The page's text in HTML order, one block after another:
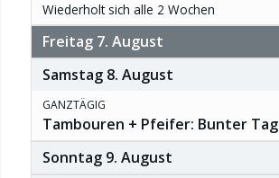
Wiederholt sich alle 2 Wochen
Freitag 7. August
Samstag 8. August
GANZTÄGIG
Tambouren + Pfeifer: Bunter Tag
Sonntag 9. August